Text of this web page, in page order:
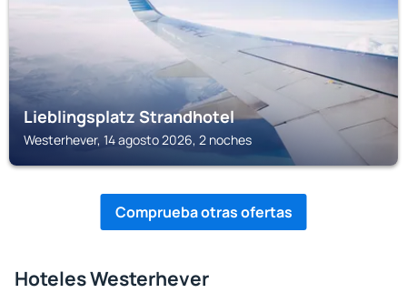
Lieblingsplatz Strandhotel
Westerhever, 14 agosto 2026, 2 noches
Comprueba otras ofertas
Hoteles Westerhever